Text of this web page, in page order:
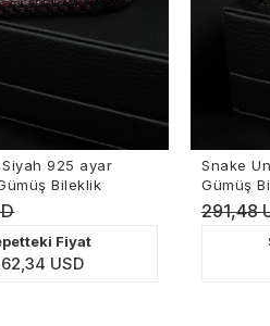
925 ayar
Bileklik
Fiyat
USD
Snake
Gümüş
291,48